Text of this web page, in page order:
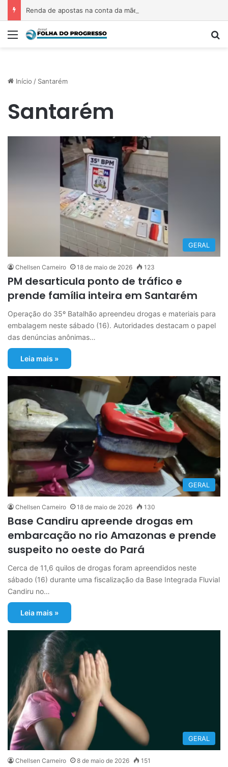
Menu
Início / Santarém
Santarém
GERAL
Chellsen Carneiro 18 de maio de 2026 123
PM desarticula ponto de tráfico e
prende família inteira em Santarém
Operação do 35º Batalhão apreendeu drogas e materiais para
embalagem neste sábado (16). Autoridades destacam o papel
das denúncias anônimas…
Leia mais »
GERAL
Chellsen Carneiro 18 de maio de 2026 130
Base Candiru apreende drogas em
embarcação no rio Amazonas e prende
suspeito no oeste do Pará
Cerca de 11,6 quilos de drogas foram apreendidos neste
sábado (16) durante uma fiscalização da Base Integrada Fluvial
Candiru no…
Leia mais »
GERAL
Chellsen Carneiro 8 de maio de 2026 151